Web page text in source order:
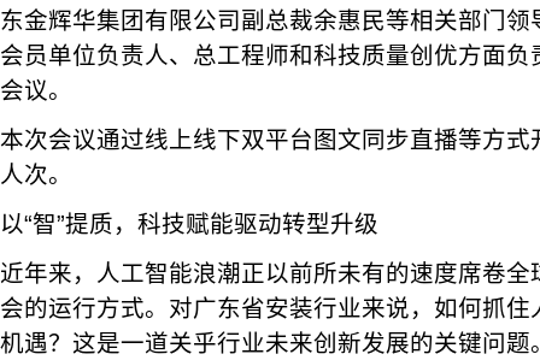
东金辉华集团有限公司副总裁余惠民等相关部门
会员单位负责人、总工程师和科技质量创优方面
会议。
本次会议通过线上线下双平台图文同步直播等方
人次。
以“智”提质，科技赋能驱动转型升级
近年来，人工智能浪潮正以前所未有的速度席卷
会的运行方式。对广东省安装行业来说，如何抓
机遇？这是一道关乎行业未来创新发展的关键问题